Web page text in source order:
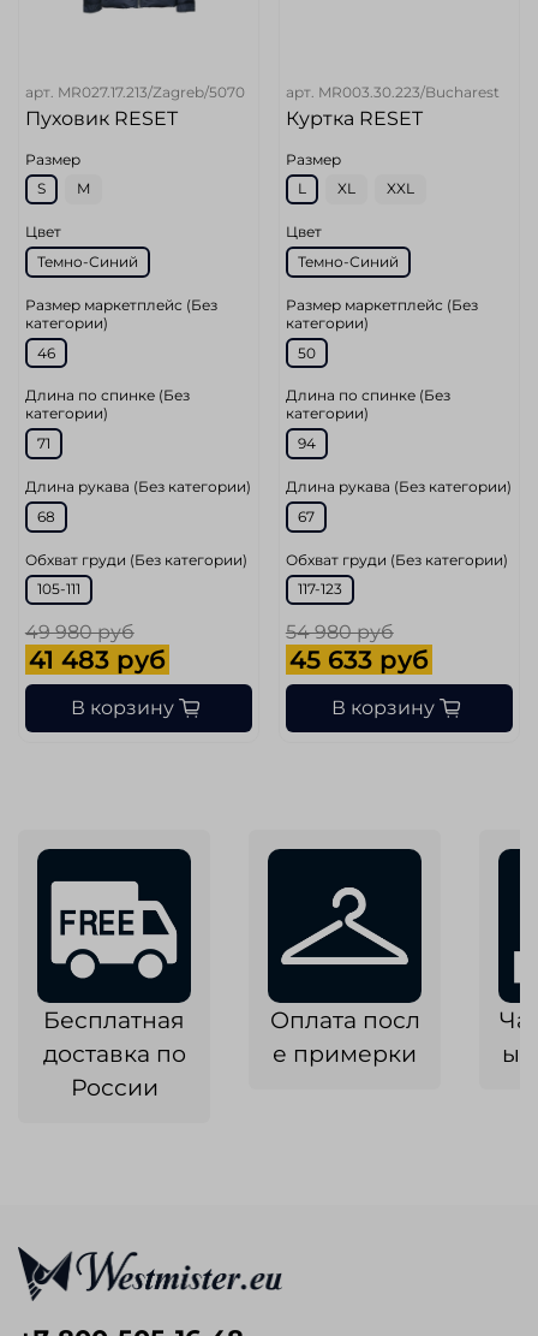
арт. MR027.17.213/Zagreb/5070
Пуховик RESET
Размер
S
M
Цвет
Темно-Синий
Размер маркетплейс (Без
категории)
46
Длина по спинке (Без
категории)
71
Длина рукава (Без категории)
68
Обхват груди (Без категории)
105-111
49 980 руб
41 483 руб
В корзину
арт. MR003.30.223/Bucharest
Куртка RESET
Размер
L
XL XXL
Цвет
Темно-Синий
Размер маркетплейс (Без
категории)
50
Длина по спинке (Без
категории)
94
Длина рукава (Без категории)
67
Обхват груди (Без категории)
117-123
54 980 руб
45 633 руб
В корзину
Бесплатная
доставка по
России
Оплата посл
е примерки